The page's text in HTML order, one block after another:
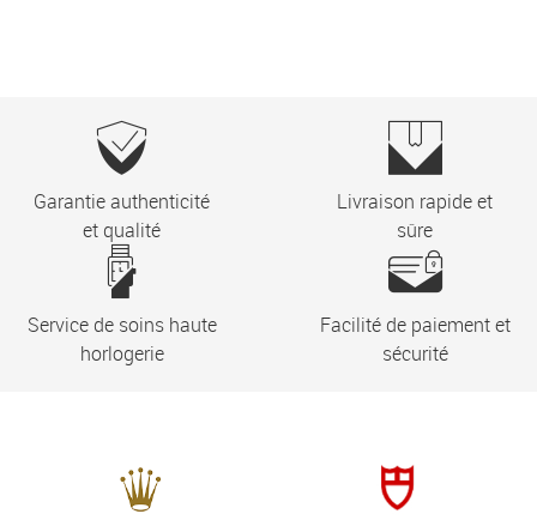
Garantie authenticité
et qualité
Livraison rapide et
sûre
Service de soins haute
horlogerie
Facilité de paiement et
sécurité